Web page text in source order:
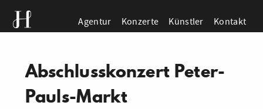
Agentur Konzerte Künstler Kontakt
Abschlusskonzert Peter-
Pauls-Markt